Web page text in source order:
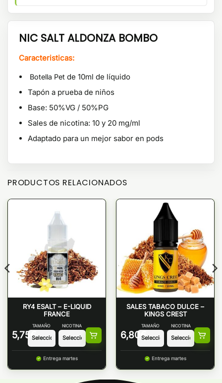
NIC SALT ALDONZA BOMBO
Caracteristicas:
Botella Pet de 10ml de líquido
Tapón a prueba de niños
Base: 50%VG / 50%PG
Sales de nicotina: 10 y 20 mg/ml
Adaptado para un mejor sabor en pods
PRODUCTOS RELACIONADOS
RY4 ESALT – E-LIQUID
FRANCE
5,75 €
TAMAÑO NICOTINA
Entrega martes
SALES TABACO DULCE –
KINGS CREST
6,80 €
TAMAÑO NICOTINA
Entrega martes